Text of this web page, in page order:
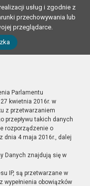
usług i zgodnie z
przechowywania lub
przeglądarce.
Parlamentu
kwietnia 2016r. w
z przetwarzaniem
przepływu takich danych
rozporządzenie o
dnia 4 maja 2016r., dalej
Danych znajdują się w
IP, są przetwarzane w
wypełnienia obowiązków